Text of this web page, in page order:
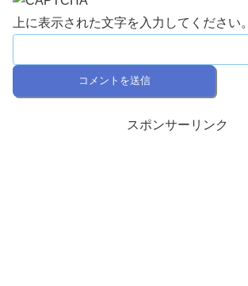
上に表示された文字を入力してください。
スポンサーリンク